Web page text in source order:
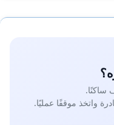
ساكنًا.
واتخذ موقفًا عمليًا.